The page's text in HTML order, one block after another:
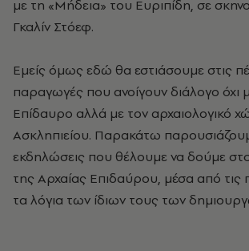
με τη «Μήδεια» του Ευριπίδη, σε
Γκαλίν Στόεφ.
Εμείς όμως εδώ θα εστιάσουμε στις
παραγωγές που ανοίγουν διάλογο όχι
Επίδαυρο αλλά με τον αρχαιολογικό
Ασκληπιείου. Παρακάτω
εκδηλώσεις που θέλουμε να δούμε
της Αρχαίας Επιδαύρου, μέσα από τις
τα λόγια των ίδιων τους των